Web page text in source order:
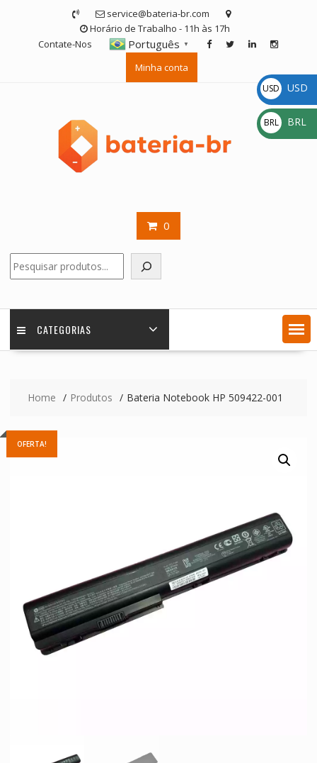
service@bateria-br.com
Horário de Trabalho - 11h às 17h
Contate-Nos
Português ▼
Minha conta
0
CATEGORIAS
Home Produtos Bateria Notebook HP 509422-001
OFERTA!
USD
$
USD
BRL
R$
BRL